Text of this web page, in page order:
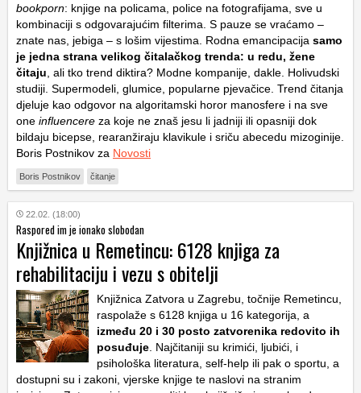
bookporn: knjige na policama, police na fotografijama, sve u
kombinaciji s odgovarajućim filterima. S pauze se vraćamo –
znate nas, jebiga – s lošim vijestima. Rodna emancipacija samo
je jedna strana velikog čitalačkog trenda: u redu, žene
čitaju , ali tko trend diktira? Modne kompanije, dakle. Holivudski
studiji. Supermodeli, glumice, popularne pjevačice. Trend čitanja
djeluje kao odgovor na algoritamski horor manosfere i na sve
one influencere za koje ne znaš jesu li jadniji ili opasniji dok
bildaju bicepse, rearanžiraju klavikule i sriču abecedu mizoginije.
Boris Postnikov za Novosti
Boris Postnikov čitanje
22.02. (18:00)
Raspored im je ionako slobodan
Knjižnica u Remetincu: 6128 knjiga za
rehabilitaciju i vezu s obitelji
Knjižnica Zatvora u Zagrebu, točnije Remetincu,
raspolaže s 6128 knjiga u 16 kategorija, a
između 20 i 30 posto zatvorenika redovito ih
posuđuje . Najčitaniji su krimići, ljubići, i
psihološka literatura, self-help ili pak o sportu, a
dostupni su i zakoni, vjerske knjige te naslovi na stranim